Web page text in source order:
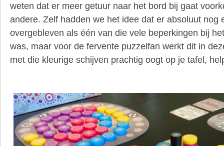
weten dat er meer getuur naar het bord bij gaat
andere. Zelf hadden we het idee dat er absoluut nog
overgebleven als één van die vele beperkingen bij
was, maar voor de fervente puzzelfan werkt dit in
met die kleurige schijven prachtig oogt op je tafel,